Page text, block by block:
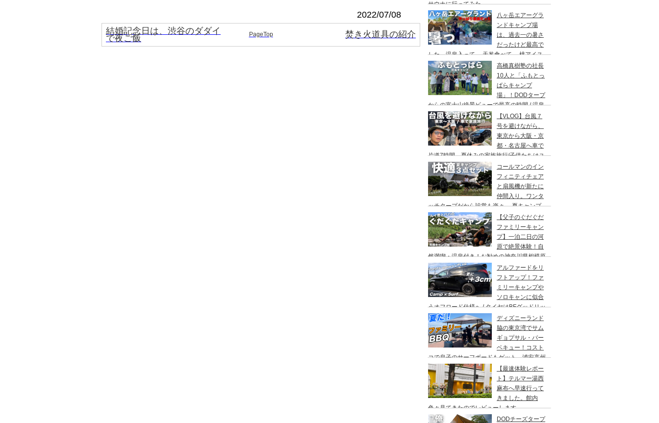
2022/07/08
結婚記念日は、渋谷のダダイ
で夜ご飯 PageTop 焚き火道具の紹介
サウナに行ってみた。
八ヶ岳エアーグラ
ンドキャンプ場
は、過去一の暑さ
だったけど最高で
した。温泉入って→ 天丼食べて→ 桃アイス
食べて。ファミリーキャンプにもキャンプデ
ートにもお勧めです。DOD＆ムラコでグル
ープキャンプ
高橋真樹塾の社長
10人と「ふもとっ
ぱらキャンプ
場」！DODタープ
からの富士山絶景ビューで最高の時間 / 温泉
の代わりにシャワー / キャンプ飯は肉にタコ
スにビール
【VLOG】台風７
号を避けながら、
東京から大阪・京
都・名古屋へ車で
片道7時間、夏休みの家族旅行/子供たちはユ
ニバーサルスタジオでパパはサウナ→清水寺
からの川床で鰻重→世界の山ちゃん
コールマンのイン
フィニティチェア
と扇風機が新たに
仲間入り。ワンタ
ッチタープだから設営も楽々。 夏キャンプ
を快適に過ごす為のキャンプギア３点セッ
ト。
【父子のぐだぐだ
ファミリーキャン
プ】一泊二日の河
原で絶景体験！自
然満喫・温泉付き！お勧めの神奈川県相模原
市・青根キャンプ場。
アルファードをリ
フトアップ！ファ
ミリーキャンプや
ソロキャンに似合
うオフロード仕様へ / タイヤはBFグッドリッ
チのオールテレーンTA。ホイールはデルタ
フォースのオーバル。アップサスはエスペリ
ア。
ディズニーランド
脇の東京湾でサム
ギョプサル・バー
ベキュー！コスト
コで息子のサーフボードもゲット、浦安高州
海浜公園、コールマンワンタッチタープ、フ
ァミリーキャンプ、BBQ
【最速体験レポー
ト】テルマー湯西
麻布へ早速行って
きました。館内
色々見てきたのでレビューします。
DODチーズタープ